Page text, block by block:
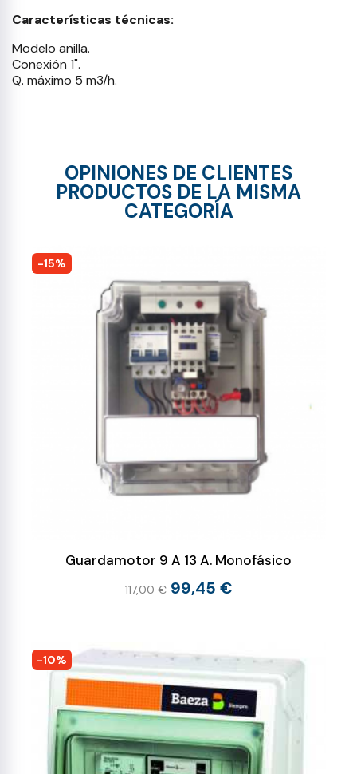
Características técnicas:
Modelo anilla.
Conexión 1".
Q. máximo 5 m3/h.
OPINIONES DE CLIENTES
PRODUCTOS DE LA MISMA
CATEGORÍA
-15%
Guardamotor 9 A 13 A. Monofásico
117,00 € 99,45 €
-10%